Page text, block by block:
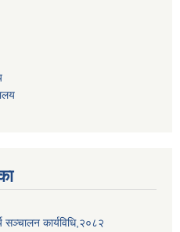
सञ्चालन कार्यविधि,२०८२